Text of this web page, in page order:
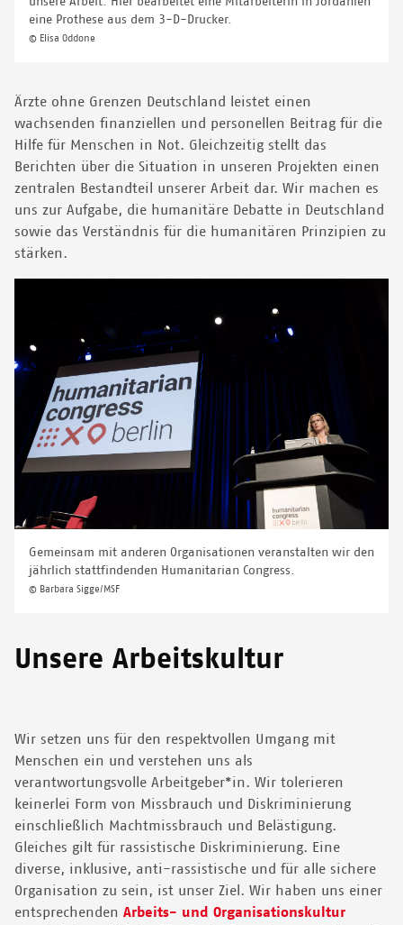
eine Prothese aus dem 3-D-Drucker.
© Elisa Oddone
Ärzte ohne Grenzen Deutschland leistet einen
wachsenden finanziellen und personellen Beitrag für die
Hilfe für Menschen in Not. Gleichzeitig stellt das
Berichten über die Situation in unseren Projekten einen
zentralen Bestandteil unserer Arbeit dar. Wir machen es
uns zur Aufgabe, die humanitäre Debatte in Deutschland
sowie das Verständnis für die humanitären Prinzipien zu
stärken.
Gemeinsam mit anderen Organisationen veranstalten wir den
jährlich stattfindenden Humanitarian Congress.
© Barbara Sigge/MSF
Unsere Arbeitskultur
Wir setzen uns für den respektvollen Umgang mit
Menschen ein und verstehen uns als
verantwortungsvolle Arbeitgeber*in. Wir tolerieren
keinerlei Form von Missbrauch und Diskriminierung
einschließlich Machtmissbrauch und Belästigung.
Gleiches gilt für rassistische Diskriminierung. Eine
diverse, inklusive, anti-rassistische und für alle sichere
Organisation zu sein, ist unser Ziel. Wir haben uns einer
entsprechenden Arbeits- und Organisationskultur